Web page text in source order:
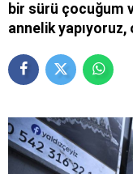
bir sürü çocuğum
annelik